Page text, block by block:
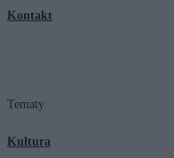
Kontakt
Tematy
Kultura